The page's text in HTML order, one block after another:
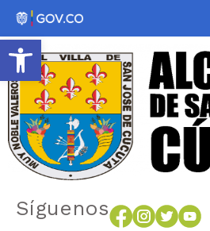
Abrir barra de
Síguenos